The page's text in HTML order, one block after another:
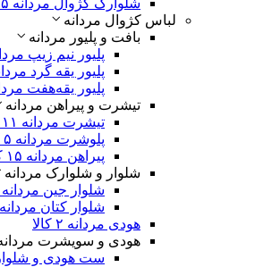
شلوارک کژوال مردانه
لباس کژوال مردانه
بافت و پلیور مردانه
پلیور نیم زیپ
پلیور یقه گرد
پلیور یقه‌هفت
تیشرت و پیراهن مردانه
تیشرت مردانه
پلوشرت مردانه
پیراهن مردانه
شلوار و شلوارک مردانه
شلوار جین مردانه
شلوار کتان مردانه
هودی مردانه
هودی و سویشرت
ست هودی و